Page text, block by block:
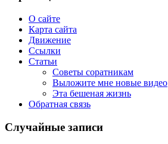
О сайте
Карта сайта
Движение
Ссылки
Статьи
Советы соратникам
Выложите мне новые видео
Эта бешеная жизнь
Обратная связь
Случайные записи